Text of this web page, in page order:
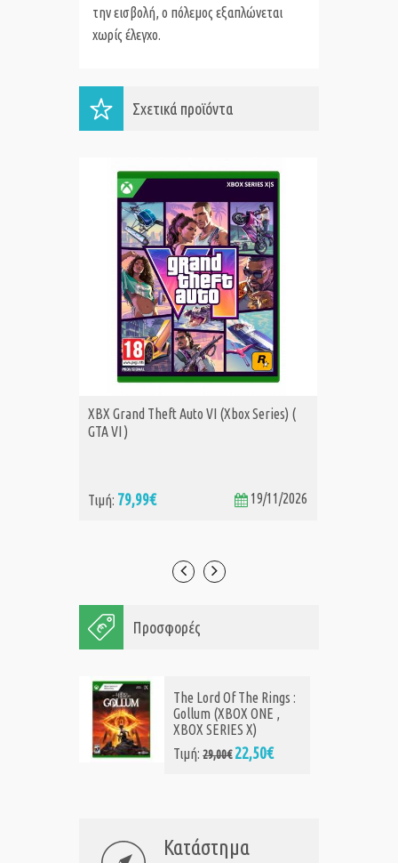
την εισβολή, ο πόλεμος εξαπλώνεται
χωρίς έλεγχο.
Σχετικά προϊόντα
ΑΓΟΡΑ
XBX Grand Theft Auto VI (Xbox Series) (
GTA VI )
Τιμή: 79,99€ 19/11/2026
Προσφορές
The Lord Of The Rings :
Gollum (XBOX ONE ,
XBOX SERIES X)
Τιμή:29,00€22,50€
Κατάστημα